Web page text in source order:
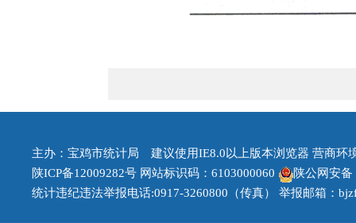
主办：宝鸡市统计局 建议使用IE8.0以上版本浏览器 营商环
陕ICP备12009282号 网站标识码：6103000060
陕公网安备
统计违纪违法举报电话:0917-3260800（传真） 举报邮箱：